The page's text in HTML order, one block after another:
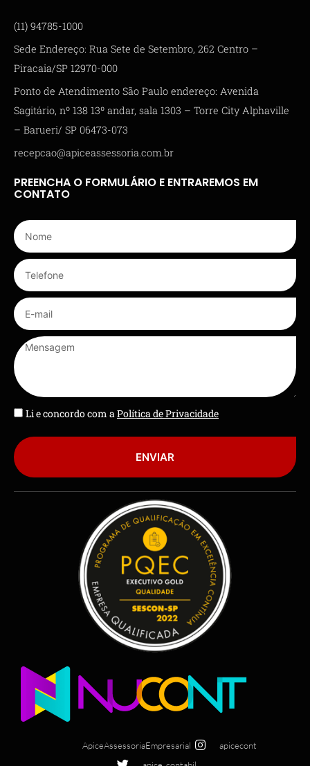
(11) 94785-1000
Sede Endereço: Rua Sete de Setembro, 262 Centro –
Piracaia/SP 12970-000
Ponto de Atendimento São Paulo endereço: Avenida
Sagitário, nº 138 13º andar, sala 1303 – Torre City Alphaville
– Barueri/ SP 06473-073
recepcao@apiceassessoria.com.br
PREENCHA O FORMULÁRIO E ENTRAREMOS EM
CONTATO
Li e concordo com aPolítica de Privacidade
ENVIAR
ApiceAssessoriaEmpresarial
apicecont